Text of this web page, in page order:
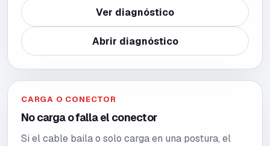
Ver diagnóstico
Abrir diagnóstico
CARGA O CONECTOR
No carga o falla el conector
Si el cable baila o solo carga en una postura, el